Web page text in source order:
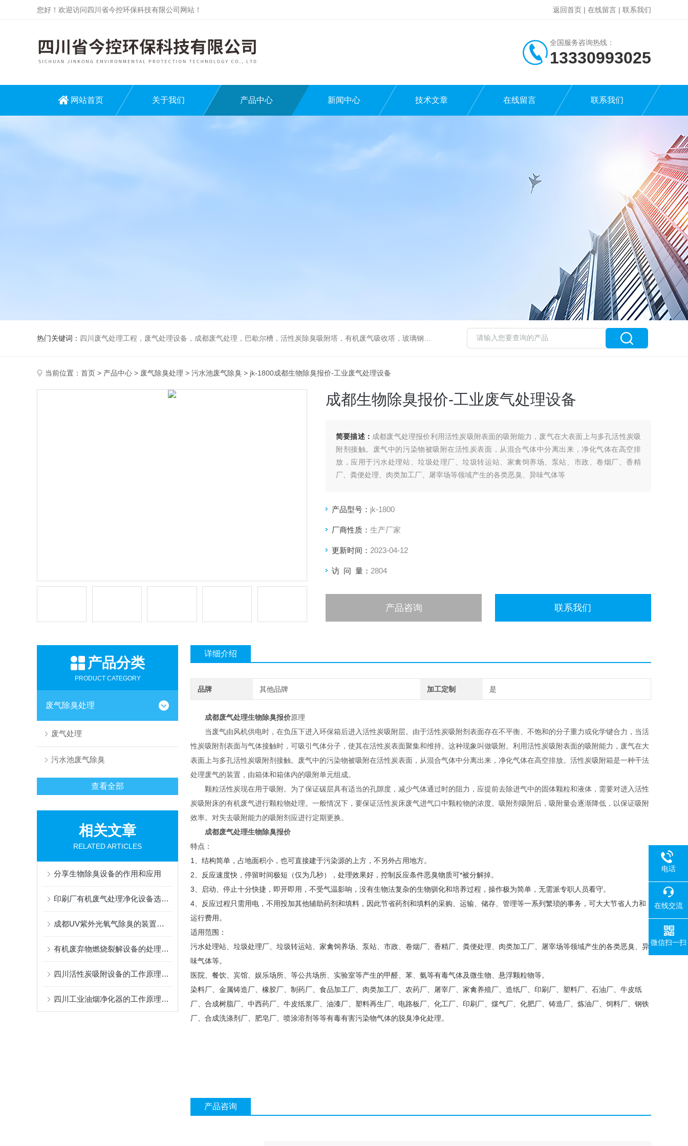
您好！欢迎访问四川省今控环保科技有限公司网站！ 返回首页 | 在线留言 | 联系我们
全国服务咨询热线：
13330993025
网站首页 关于我们 产品中心 新闻中心 技术文章 在线留言 联系我们
热门关键词： 四川废气处理工程，废气处理设备，成都废气处理，巴歇尔槽，活性炭除臭吸附塔，有机废气吸收塔，玻璃钢储罐，工业油烟净化器，通风管道，酸雾废气处理塔
当前位置： 首页 > 产品中心 > 废气除臭处理 > 污水池废气除臭 > jk-1800成都生物除臭报价-工业废气处理设备
成都生物除臭报价-工业废气处理设备
简要描述： 成都废气处理报价利用活性炭吸附表面的吸附能力，废气在大表面上与多孔活性炭吸
附剂接触。废气中的污染物被吸附在活性炭表面，从混合气体中分离出来，净化气体在高空排
放，应用于污水处理站、垃圾处理厂、垃圾转运站、家禽饲养场、泵站、市政、卷烟厂、香精
厂、粪便处理、肉类加工厂、屠宰场等领域产生的各类恶臭、异味气体等
产品型号： jk-1800
厂商性质： 生产厂家
更新时间： 2023-04-12
访 问 量： 2804
产品咨询 联系我们
产品分类
PRODUCT CATEGORY
废气除臭处理
废气处理
污水池废气除臭
查看全部
相关文章
RELATED ARTICLES
分享生物除臭设备的作用和应用
印刷厂有机废气处理净化设备选择技巧
成都UV紫外光氧气除臭的装置特点和技术作用原理
有机废弃物燃烧裂解设备的处理方法
四川活性炭吸附设备的工作原理和控制系统要求
四川工业油烟净化器的工作原理及特点
详细介绍
品牌 其他品牌 加工定制 是
成都废气处理生物除臭报价原理
当废气由风机供电时，在负压下进入环保箱后进入活性炭吸附层。由于活性炭吸附剂表面存在不平衡、不饱和的分子重力或化学键合力，当活
性炭吸附剂表面与气体接触时，可吸引气体分子，使其在活性炭表面聚集和维持。这种现象叫做吸附。利用活性炭吸附表面的吸附能力，废气在大
表面上与多孔活性炭吸附剂接触。废气中的污染物被吸附在活性炭表面，从混合气体中分离出来，净化气体在高空排放。活性炭吸附箱是一种干法
处理废气的装置，由箱体和箱体内的吸附单元组成。
颗粒活性炭现在用于吸附。为了保证碳层具有适当的孔隙度，减少气体通过时的阻力，应提前去除进气中的固体颗粒和液体，需要对进入活性
炭吸附床的有机废气进行颗粒物处理。一般情况下，要保证活性炭床废气进气口中颗粒物的浓度。吸附剂吸附后，吸附量会逐渐降低，以保证吸附
效率。对失去吸附能力的吸附剂应进行定期更换。
成都废气处理生物除臭报价
特点：
1、结构简单，占地面积小，也可直接建于污染源的上方，不另外占用地方。
2、反应速度快，停留时间极短（仅为几秒），处理效果好，控制反应条件恶臭物质可*被分解掉。
3、启动、停止十分快捷，即开即用，不受气温影响，没有生物法复杂的生物驯化和培养过程，操作极为简单，无需派专职人员看守。
4、反应过程只需用电，不用投加其他辅助药剂和填料，因此节省药剂和填料的采购、运输、储存、管理等一系列繁琐的事务，可大大节省人力和
运行费用。
适用范围：
污水处理站、垃圾处理厂、垃圾转运站、家禽饲养场、泵站、市政、卷烟厂、香精厂、粪便处理、肉类加工厂、屠宰场等领域产生的各类恶臭、异
味气体等。
医院、餐饮、宾馆、娱乐场所、等公共场所、实验室等产生的甲醛、苯、氨等有毒气体及微生物、悬浮颗粒物等。
染料厂、金属铸造厂、橡胶厂、制药厂、食品加工厂、肉类加工厂、农药厂、屠宰厂、家禽养殖厂、造纸厂、印刷厂、塑料厂、石油厂、牛皮纸
厂、合成树脂厂、中西药厂、牛皮纸浆厂、油漆厂、塑料再生厂、电路板厂、化工厂、印刷厂、煤气厂、化肥厂、铸造厂、炼油厂、饲料厂、钢铁
厂、合成洗涤剂厂、肥皂厂、喷涂溶剂等等有毒有害污染物气体的脱臭净化处理。
产品咨询
电话
在线交流
微信扫一扫